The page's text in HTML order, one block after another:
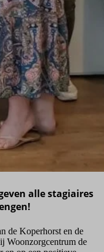
alle stagiaires
de Koperhorst en de
Woonzorgcentrum de